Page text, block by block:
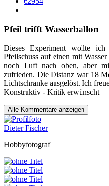
Pfeil trifft Wasserballon
Dieses Experiment wollte ich
Pfeilschuss auf einen mit
noch Luft nach oben, aber
zufrieden. Die Distanz war 18
Lichtschranke ausgelöst. Ich
Konstruktiv - Kritik erwünscht
Alle Kommentare anzeigen
Dieter Fischer
Hobbyfotograf